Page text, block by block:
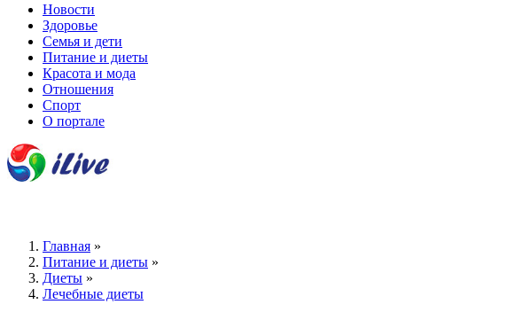
Новости
Здоровье
Семья и дети
Питание и диеты
Красота и мода
Отношения
Спорт
О портале
Главная »
Питание и диеты »
Диеты »
Лечебные диеты